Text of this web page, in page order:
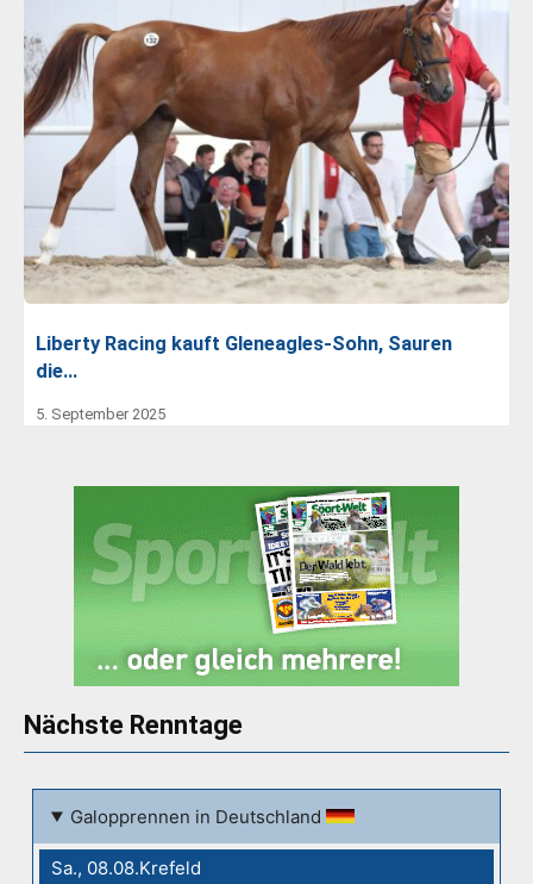
Liberty Racing kauft Gleneagles-Sohn, Sauren
die…
5. September 2025
Nächste Renntage
Galopprennen in Deutschland
Sa., 08.08.Krefeld